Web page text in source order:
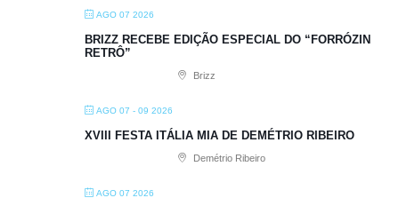
AGO 07 2026
BRIZZ RECEBE EDIÇÃO ESPECIAL DO “FORRÓZIN
RETRÔ”
Brizz
AGO 07 - 09 2026
XVIII FESTA ITÁLIA MIA DE DEMÉTRIO RIBEIRO
Demétrio Ribeiro
AGO 07 2026